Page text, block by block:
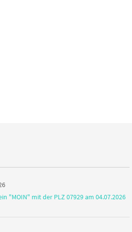
"MOIN" mit der PLZ 07929 am 04.07.2026
Strand von Grömitz in meinem...